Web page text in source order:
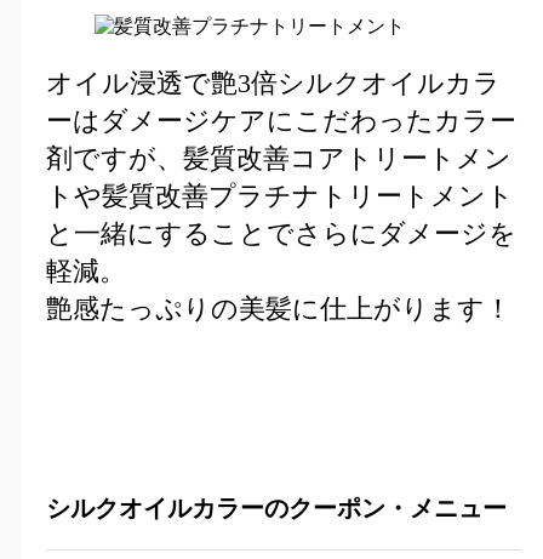
オイル浸透で艶3倍シルクオイルカラ
ーはダメージケアにこだわったカラー
剤ですが、髪質改善コアトリートメン
トや髪質改善プラチナトリートメント
と一緒にすることでさらにダメージを
軽減。
艶感たっぷりの美髪に仕上がります！
シルクオイルカラーのクーポン・メニュー